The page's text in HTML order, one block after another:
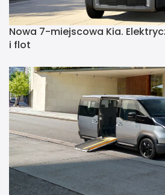
Nowa 7-miejscowa Kia.
i flot